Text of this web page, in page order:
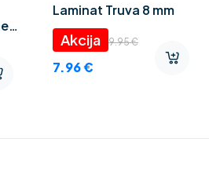
Laminat Truva 8 mm
9.95€
7.96€